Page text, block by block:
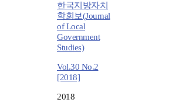
한국지방자치
학회보(Journal
of Local
Government
Studies)
Vol.30 No.2
[2018]
2018